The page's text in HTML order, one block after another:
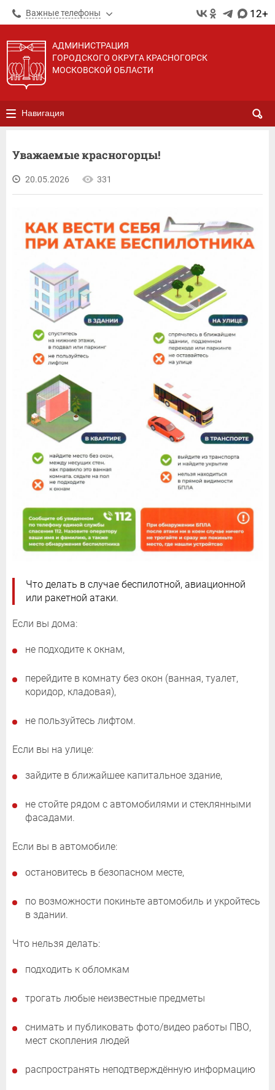
Важные телефоны 12+
АДМИНИСТРАЦИЯ
ГОРОДСКОГО ОКРУГА КРАСНОГОРСК
МОСКОВСКОЙ ОБЛАСТИ
Навигация
Уважаемые красногорцы!
20.05.2026 331
Что делать в случае беспилотной, авиационной
или ракетной атаки.
Если вы дома:
не подходите к окнам,
перейдите в комнату без окон (ванная, туалет,
коридор, кладовая),
не пользуйтесь лифтом.
Если вы на улице:
зайдите в ближайшее капитальное здание,
не стойте рядом с автомобилями и стеклянными
фасадами.
Если вы в автомобиле:
остановитесь в безопасном месте,
по возможности покиньте автомобиль и укройтесь
в здании.
Что нельзя делать:
подходить к обломкам
трогать любые неизвестные предметы
снимать и публиковать фото/видео работы ПВО,
мест скопления людей
распространять неподтверждённую информацию